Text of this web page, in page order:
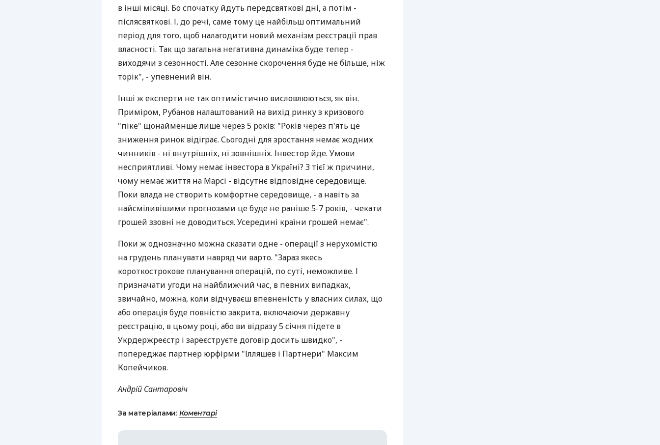
в інші місяці. Бо спочатку йдуть передсвяткові дні, а потім -
післясвяткові. І, до речі, саме тому це найбільш оптимальний
період для того, щоб налагодити новий механізм реєстрації прав
власності. Так що загальна негативна динаміка буде тепер -
виходячи з сезонності. Але сезонне скорочення буде не більше, ніж
торік", - упевнений він.
Інші ж експерти не так оптимістично висловлюються, як він.
Приміром, Рубанов налаштований на вихід ринку з кризового
"піке" щонайменше лише через 5 років: "Років через п'ять це
зниження ринок відіграє. Сьогодні для зростання немає жодних
чинників - ні внутрішніх, ні зовнішніх. Інвестор йде. Умови
несприятливі. Чому немає інвестора в Україні? З тієї ж причини,
чому немає життя на Марсі - відсутнє відповідне середовище.
Поки влада не створить комфортне середовище, - а навіть за
найсміливішими прогнозами це буде не раніше 5-7 років, - чекати
грошей ззовні не доводиться. Усередині країни грошей немає".
Поки ж однозначно можна сказати одне - операції з нерухомістю
на грудень планувати навряд чи варто. "Зараз якесь
короткострокове планування операцій, по суті, неможливе. І
призначати угоди на найближчий час, в певних випадках,
звичайно, можна, коли відчуваєш впевненість у власних силах, що
або операція буде повністю закрита, включаючи державну
реєстрацію, в цьому році, або ви відразу 5 січня підете в
Укрдержреєстр і зареєструєте договір досить швидко", -
попереджає партнер юрфірми "Ілляшев і Партнери" Максим
Копейчиков.
Андрій Сантаровіч
За матеріалами: Коментарі